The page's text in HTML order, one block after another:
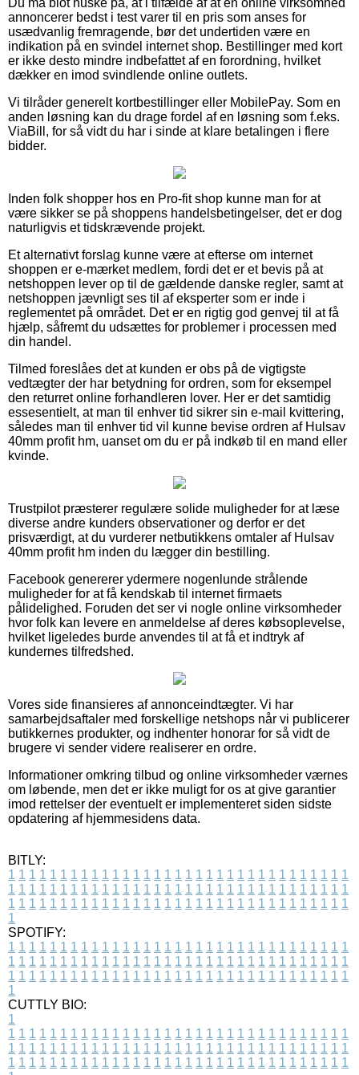
annoncerer bedst i test varer til en pris som anses for
usædvanlig fremragende, bør det undertiden være en
indikation på en svindel internet shop. Bestillinger med kort
er ikke desto mindre indbefattet af en forordning, hvilket
dækker en imod svindlende online outlets.
Vi tilråder generelt kortbestillinger eller MobilePay. Som en
anden løsning kan du drage fordel af en løsning som f.eks.
ViaBill, for så vidt du har i sinde at klare betalingen i flere
bidder.
Inden folk shopper hos en Pro-fit shop kunne man for at
være sikker se på shoppens handelsbetingelser, det er dog
naturligvis et tidskrævende projekt.
Et alternativt forslag kunne være at efterse om internet
shoppen er e-mærket medlem, fordi det er et bevis på at
netshoppen lever op til de gældende danske regler, samt at
netshoppen jævnligt ses til af eksperter som er inde i
reglementet på området. Det er en rigtig god genvej til at få
hjælp, såfremt du udsættes for problemer i processen med
din handel.
Tilmed foreslåes det at kunden er obs på de vigtigste
vedtægter der har betydning for ordren, som for eksempel
den returret online forhandleren lover. Her er det samtidig
essesentielt, at man til enhver tid sikrer sin e-mail kvittering,
således man til enhver tid vil kunne bevise ordren af Hulsav
40mm profit hm, uanset om du er på indkøb til en mand eller
kvinde.
Trustpilot præsterer regulære solide muligheder for at læse
diverse andre kunders observationer og derfor er det
prisværdigt, at du vurderer netbutikkens omtaler af Hulsav
40mm profit hm inden du lægger din bestilling.
Facebook genererer ydermere nogenlunde strålende
muligheder for at få kendskab til internet firmaets
pålidelighed. Foruden det ser vi nogle online virksomheder
hvor folk kan levere en anmeldelse af deres købsoplevelse,
hvilket ligeledes burde anvendes til at få et indtryk af
kundernes tilfredshed.
Vores side finansieres af annonceindtægter. Vi har
samarbejdsaftaler med forskellige netshops når vi publicerer
butikkernes produkter, og indhenter honorar for så vidt de
brugere vi sender videre realiserer en ordre.
Informationer omkring tilbud og online virksomheder værnes
om løbende, men det er ikke muligt for os at give garantier
imod rettelser der eventuelt er implementeret siden sidste
opdatering af hjemmesidens data.
BITLY:
1 1 1 1 1 1 1 1 1 1 1 1 1 1 1 1 1 1 1 1 1 1 1 1 1 1 1 1 1 1 1 1 1
1 1 1 1 1 1 1 1 1 1 1 1 1 1 1 1 1 1 1 1 1 1 1 1 1 1 1 1 1 1 1 1 1
1 1 1 1 1 1 1 1 1 1 1 1 1 1 1 1 1 1 1 1 1 1 1 1 1 1 1 1 1 1 1 1 1
1
SPOTIFY:
1 1 1 1 1 1 1 1 1 1 1 1 1 1 1 1 1 1 1 1 1 1 1 1 1 1 1 1 1 1 1 1 1
1 1 1 1 1 1 1 1 1 1 1 1 1 1 1 1 1 1 1 1 1 1 1 1 1 1 1 1 1 1 1 1 1
1 1 1 1 1 1 1 1 1 1 1 1 1 1 1 1 1 1 1 1 1 1 1 1 1 1 1 1 1 1 1 1 1
1
CUTTLY BIO:
1
1 1 1 1 1 1 1 1 1 1 1 1 1 1 1 1 1 1 1 1 1 1 1 1 1 1 1 1 1 1 1 1 1
1 1 1 1 1 1 1 1 1 1 1 1 1 1 1 1 1 1 1 1 1 1 1 1 1 1 1 1 1 1 1 1 1
1 1 1 1 1 1 1 1 1 1 1 1 1 1 1 1 1 1 1 1 1 1 1 1 1 1 1 1 1 1 1 1 1